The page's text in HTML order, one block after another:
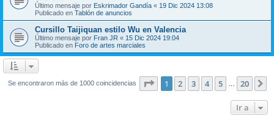
Último mensaje por Eskrimador Gandía « 19 Dic 2024 13:08
Publicado en Tablón de anuncios
Cursillo Taijiquan estilo Wu en Valencia
Último mensaje por Fran JR « 15 Dic 2024 19:04
Publicado en Foro de artes marciales
Se encontraron más de 1000 coincidencias Página de 20
1 2 3 4 5 20
Ir a